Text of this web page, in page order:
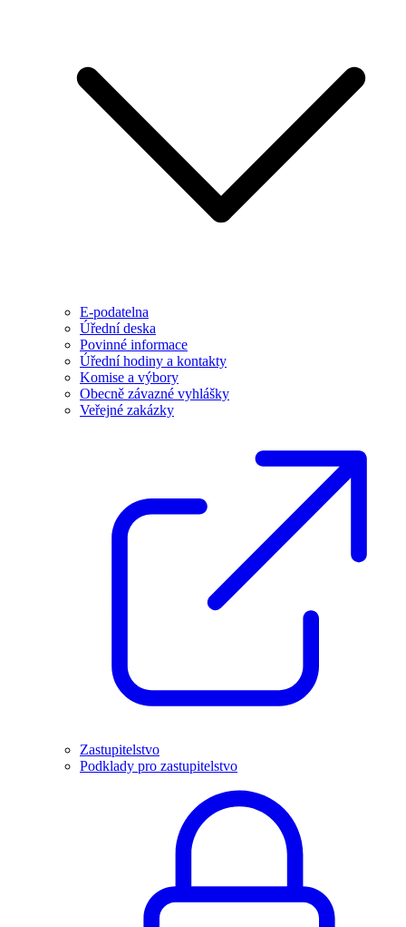
E-podatelna
Úřední deska
Povinné informace
Úřední hodiny a kontakty
Komise a výbory
Obecně závazné vyhlášky
Veřejné zakázky
Zastupitelstvo
Podklady pro zastupitelstvo